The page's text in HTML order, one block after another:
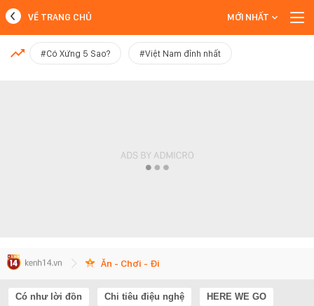
MỚI NHẤT
VỀ TRANG CHỦ MỚI NHẤT
#Có Xứng 5 Sao? #Việt Nam đỉnh nhất
Ăn - Chơi - Đi
Có như lời đồn Chi tiêu điệu nghệ HERE WE GO